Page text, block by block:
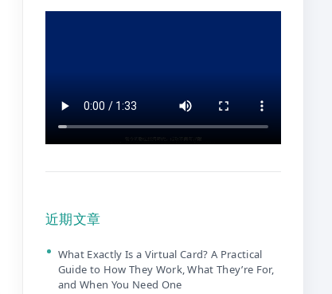
近期文章
What Exactly Is a Virtual Card? A Practical
Guide to How They Work, What They’re For,
and When You Need One